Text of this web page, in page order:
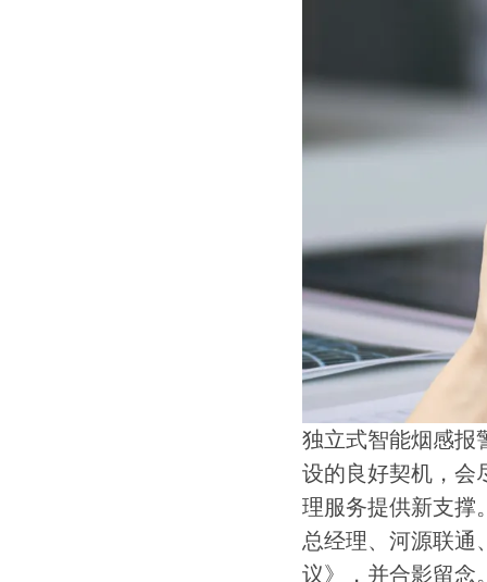
独立式智能烟感报
设的良好契机，会
理服务提供新支撑
总经理、河源联通
议》，并合影留念